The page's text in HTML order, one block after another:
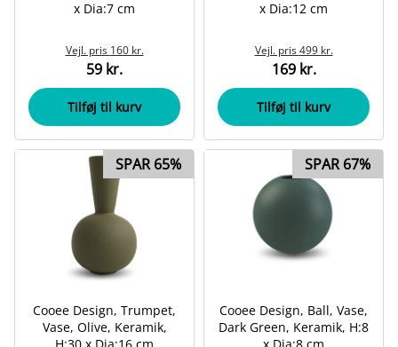
x Dia:7 cm
Vejl. pris 160 kr.
59 kr.
Tilføj til kurv
x Dia:12 cm
Vejl. pris499 kr.
169 kr.
Tilføj til kurv
SPAR 65%
Cooee Design, Trumpet,
Vase, Olive, Keramik,
H:30 x Dia:16 cm
SPAR 67%
Cooee Design, Ball, Vase,
Dark Green, Keramik, H:8
x Dia:8 cm